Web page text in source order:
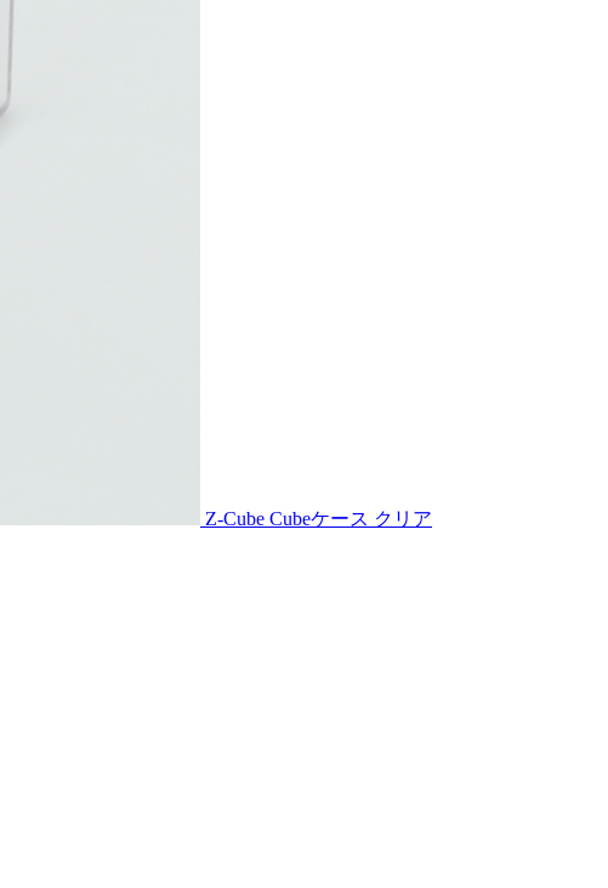
Z-Cube Cubeケース クリア